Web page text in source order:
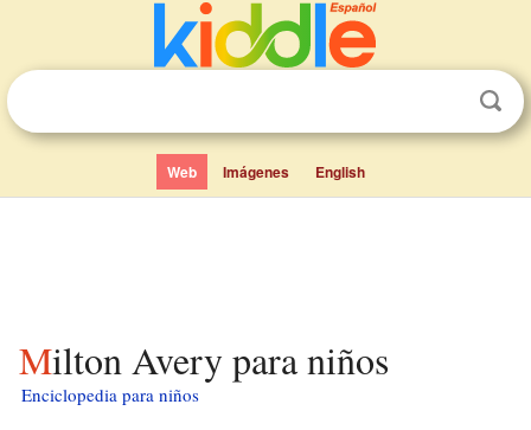
Web Imágenes English
Milton Avery para niños
Enciclopedia para niños